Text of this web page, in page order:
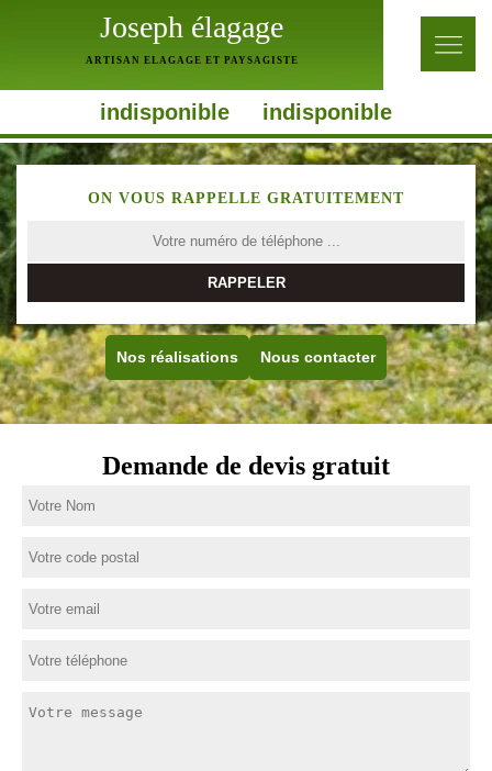
Joseph élagage
ARTISAN ELAGAGE ET PAYSAGISTE
indisponible indisponible
ON VOUS RAPPELLE GRATUITEMENT
Nos réalisations Nous contacter
Demande de devis gratuit